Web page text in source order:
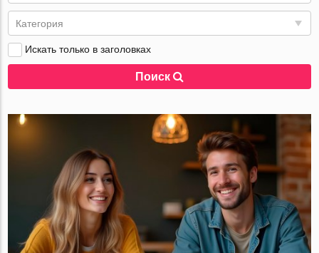
Категория
Поиск
Искать только в заголовках